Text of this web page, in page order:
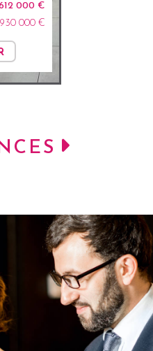
000 €
000 €